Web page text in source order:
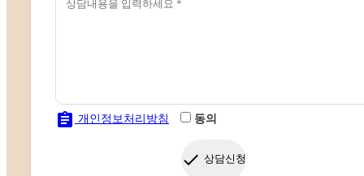
assignment 개인정보처리방침 동의
done 상담신청